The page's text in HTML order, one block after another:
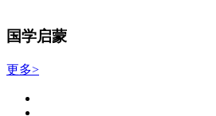
国学启蒙
更多>